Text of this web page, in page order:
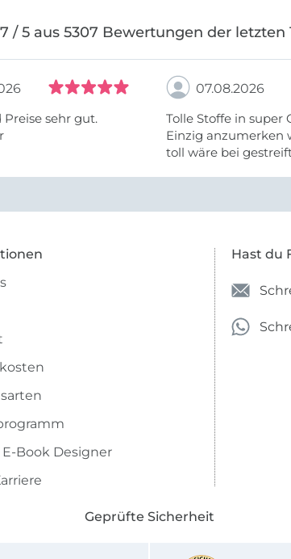
/ 5 aus 5307 Bewertungen der letzten
sehr gut.
07.08.2026
Tolle Stoffe in super
Einzig anzumerken
toll wäre bei
Book Designer
Hast du
Geprüfte Sicherheit